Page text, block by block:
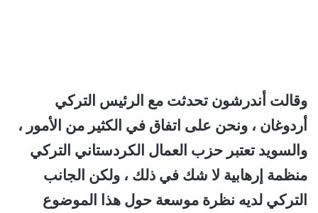
وقالت أندرشون تحدثت مع الرئيس التركي
أردوغان ، ونحن على اتفاق في الكثير من الأمور ،
والسويد تعتبر حزب العمال الكردستاني التركي
منظمة إرهابية لا شك في ذلك ، ولكن الجانب
التركي لديه نظرة موسعة حول هذا الموضوع